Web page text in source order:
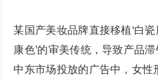
某国产美妆品牌直接移植‘白
康色’的审美传统，导致产品
中东市场投放的广告中，女